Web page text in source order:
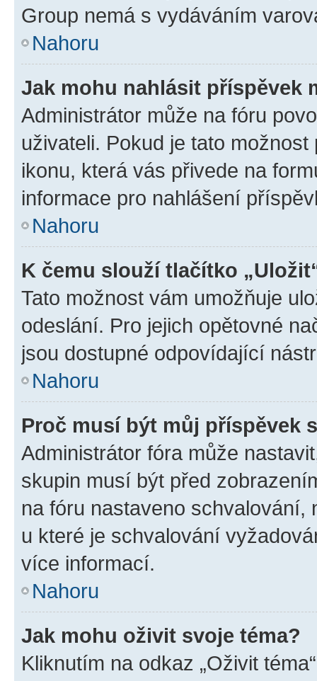
Group nemá s vydáváním
Nahoru
Jak mohu nahlásit příspěvek
Administrátor může na fóru
uživateli. Pokud je tato
ikonu, která vás přivede na
informace pro nahlášení
Nahoru
K čemu slouží tlačítko
Tato možnost vám umožňuje
odeslání. Pro jejich opětovné
jsou dostupné odpovídající
Nahoru
Proč musí být můj příspěvek
Administrátor fóra může
skupin musí být před
na fóru nastaveno schvalování,
u které je schvalování
více informací.
Nahoru
Jak mohu oživit svoje téma?
Kliknutím na odkaz „Oživit